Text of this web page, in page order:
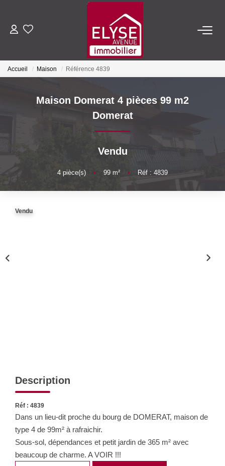
ACHETER
ESTIMER
FAIRE GÉRER
NOTRE AGENCE
Accueil Maison Référence 4839
Maison Domerat 4 pièces 99 m2
Domerat
Vendu
4 pièce(s) • 99 m² • Réf : 4839
Vendu
Description
Réf : 4839
Dans un lieu-dit proche du bourg de DOMERAT, maison de
type 4 de 99m² à rafraichir.
Sous-sol, dépendances et petit jardin de 365 m² avec
beaucoup de charme. A VOIR !!!